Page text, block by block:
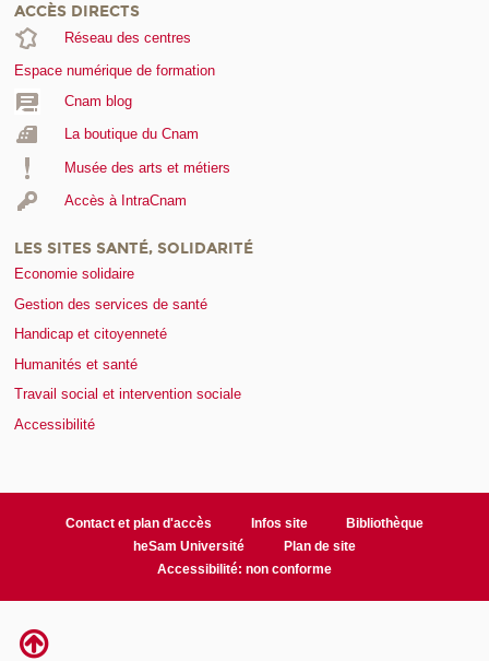
ACCÈS DIRECTS
Réseau des centres
Espace numérique de formation
Cnam blog
La boutique du Cnam
Musée des arts et métiers
Accès à IntraCnam
LES SITES SANTÉ, SOLIDARITÉ
Economie solidaire
Gestion des services de santé
Handicap et citoyenneté
Humanités et santé
Travail social et intervention sociale
Accessibilité
Contact et plan d'accès Infos site
Bibliothèque
heSam Université
Plan de site
Accessibilité: non conforme